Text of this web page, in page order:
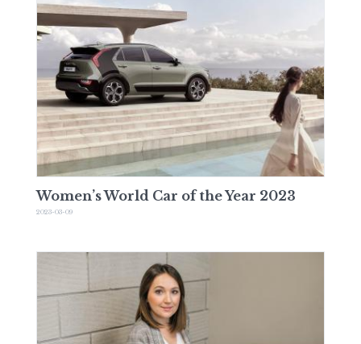
Women’s World Car of the Year 2023
2023-03-09